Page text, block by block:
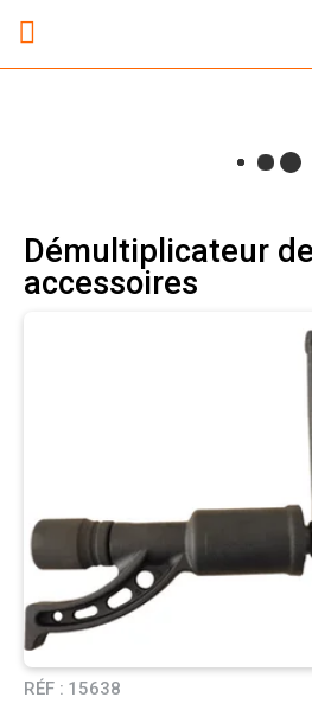
Démultiplicateur
accessoires
RÉF : 15638